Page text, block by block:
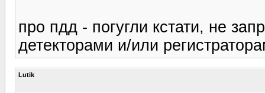
про пдд - погугли кстати, не
детекторами и/или
Lutik